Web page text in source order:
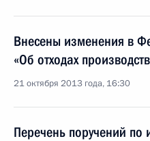
Внесены изменения в
«Об отходах
21 октября 2013 года, 16:30
Перечень поручений по